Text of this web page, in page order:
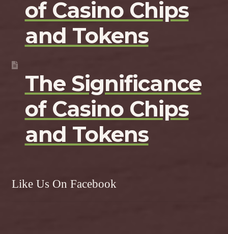
of Casino Chips
and Tokens
The Significance
of Casino Chips
and Tokens
Like Us On Facebook